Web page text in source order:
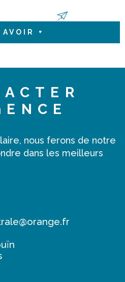
+
nous ferons de notre
dans les meilleurs